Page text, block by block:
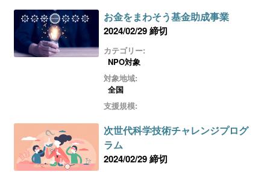
お金をまわそう基金助成事業
2024/02/29 締切
カテゴリー:
NPO対象
対象地域:
全国
支援規模:
次世代科学技術チャレンジプログ
ラム
2024/02/29 締切